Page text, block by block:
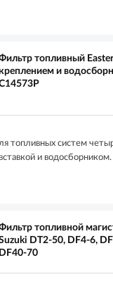
топливный
и
топливных систем
и водосборником.
топливной
DT2-50, DF4-6,
DF40-70